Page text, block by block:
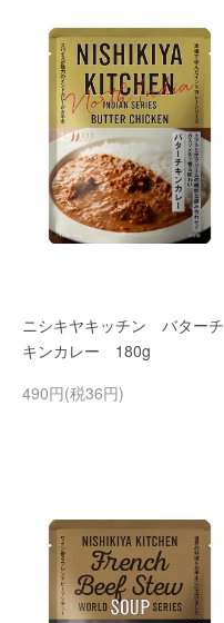
ニシキヤキッチン バターチ
キンカレー 180g
490円(税36円)